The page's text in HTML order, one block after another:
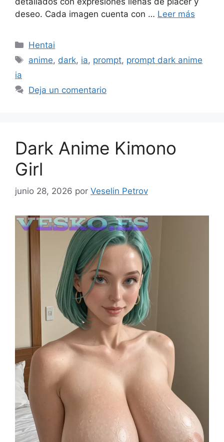
deseo. Cada imagen cuenta con … Leer más
Categorías
Hentai
Etiquetas
anime, dark, ia, prompt, prompt dark anime
ia
Deja un comentario
Dark Anime Kimono
Girl
junio 28, 2026 por Veselin Petrov